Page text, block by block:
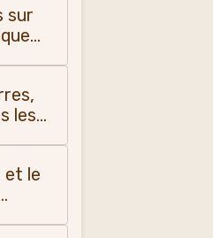
sur
les
et le